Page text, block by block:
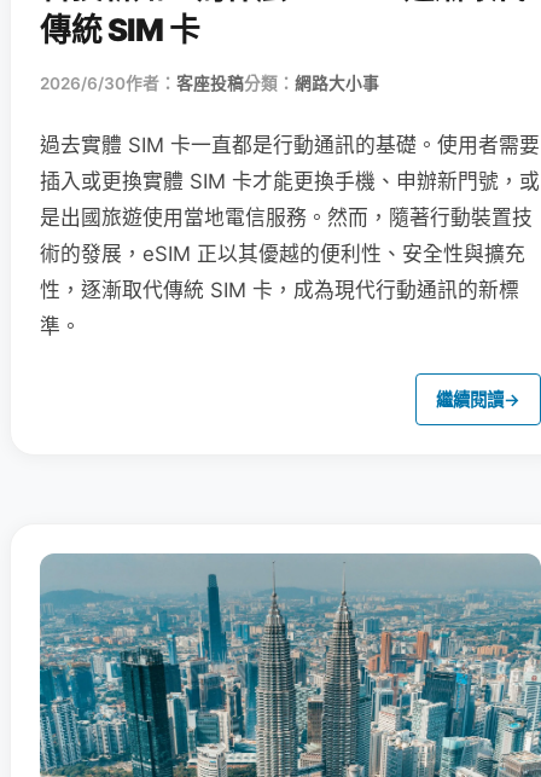
傳統 SIM 卡
2026/6/30作者： 客座投稿分類： 網路大小事
過去實體 SIM 卡一直都是行動通訊的基礎。使用者需要
插入或更換實體 SIM 卡才能更換手機、申辦新門號，或
是出國旅遊使用當地電信服務。然而，隨著行動裝置技
術的發展，eSIM 正以其優越的便利性、安全性與擴充
性，逐漸取代傳統 SIM 卡，成為現代行動通訊的新標
準。
繼續閱讀→